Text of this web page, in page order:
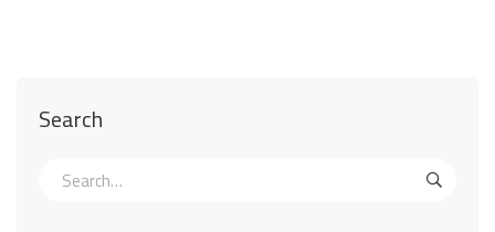
Search